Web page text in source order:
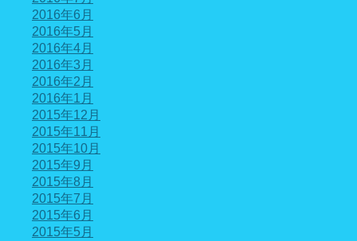
2016年6月
2016年5月
2016年4月
2016年3月
2016年2月
2016年1月
2015年12月
2015年11月
2015年10月
2015年9月
2015年8月
2015年7月
2015年6月
2015年5月